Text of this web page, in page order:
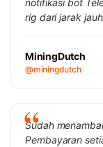
rig dari jarak jauh.
MiningDutch
@miningdutch
Sudah
Pembayaran